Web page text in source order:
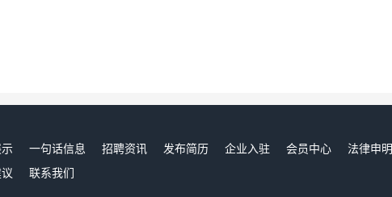
一句话信息 招聘资讯 发布简历 企业入驻 会员中心
法律申明
联系我们